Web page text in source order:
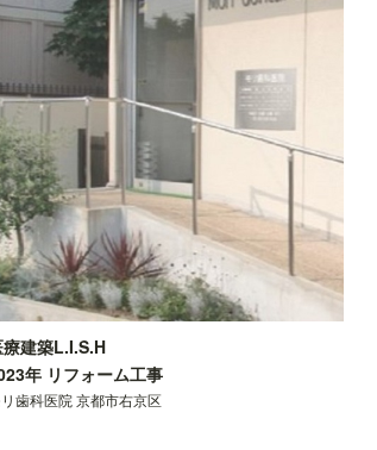
建築L.I.S.H
年 リフォーム工事
歯科医院 京都市右京区